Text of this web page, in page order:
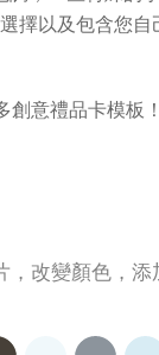
擇以及包含您
意禮品卡模板！
改變顏色，添